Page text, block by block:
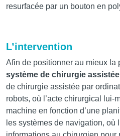
resurfacée par un bouton en
L’intervention
Afin de positionner au mieux la
système de chirurgie
de chirurgie assistée par
robots, où l’acte chirurgical lui-
machine en fonction d’une
les systèmes de navigation, où